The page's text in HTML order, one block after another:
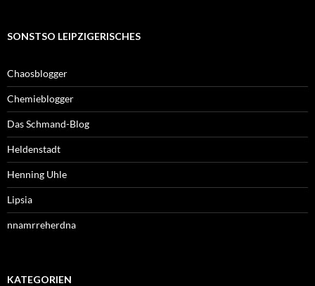
SONSTSO LEIPZIGERISCHES
Chaosblogger
Chemieblogger
Das Schmand-Blog
Heldenstadt
Henning Uhle
Lipsia
nnamrreherdna
KATEGORIEN